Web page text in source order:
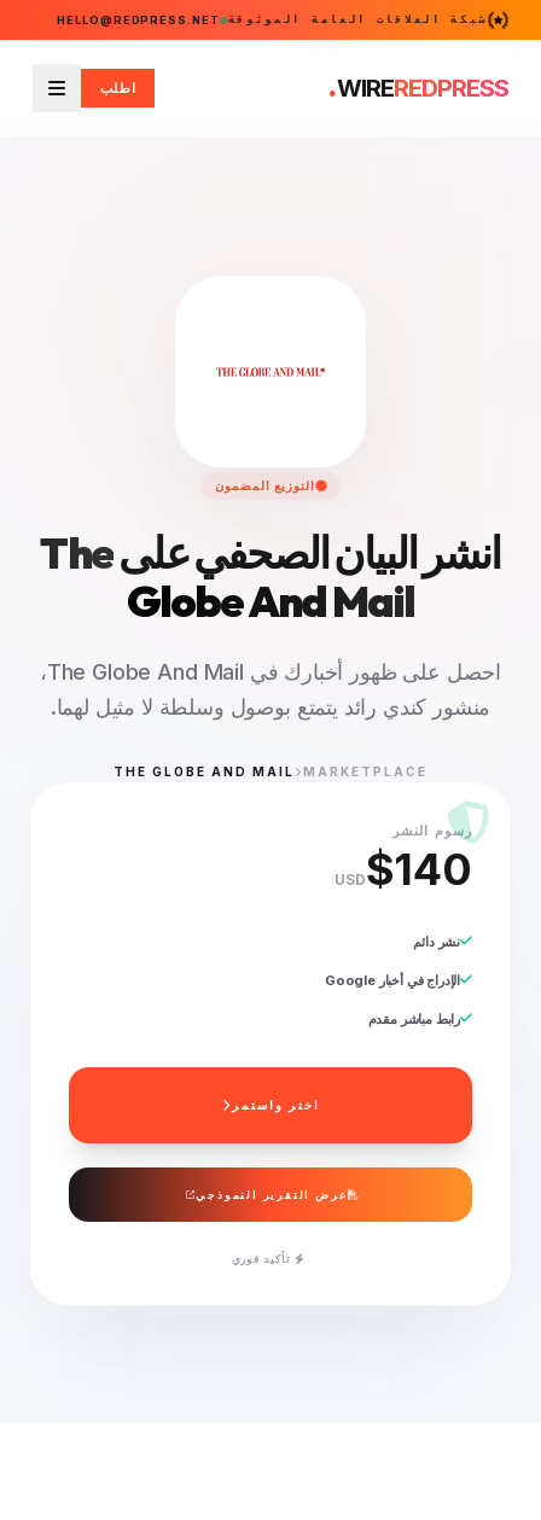
شبكة العلاقات العامة الموثوقة HELLO@REDPRESS.NET
REDPRESS
WIRE
. اطلب
القائمة
التوزيع المضمون
انشر البيان الصحفي علىThe
Globe And Mail
احصل على ظهور أخبارك في The Globe And Mail،
منشور كندي رائد يتمتع بوصول وسلطة لا مثيل لهما.
MARKETPLACE
THE GLOBE AND MAIL
رسوم النشر
$140
USD
نشر دائم
الإدراج في أخبار Google
رابط مباشر مقدم
اختر واستمر
عرض التقرير النموذجي
تأكيد فوري